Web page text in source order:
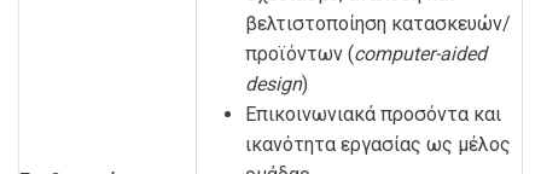
βελτιστοποίηση κατασκευών/
προϊόντων (computer-aided
design)
Επικοινωνιακά προσόντα και
ικανότητα εργασίας ως μέλος